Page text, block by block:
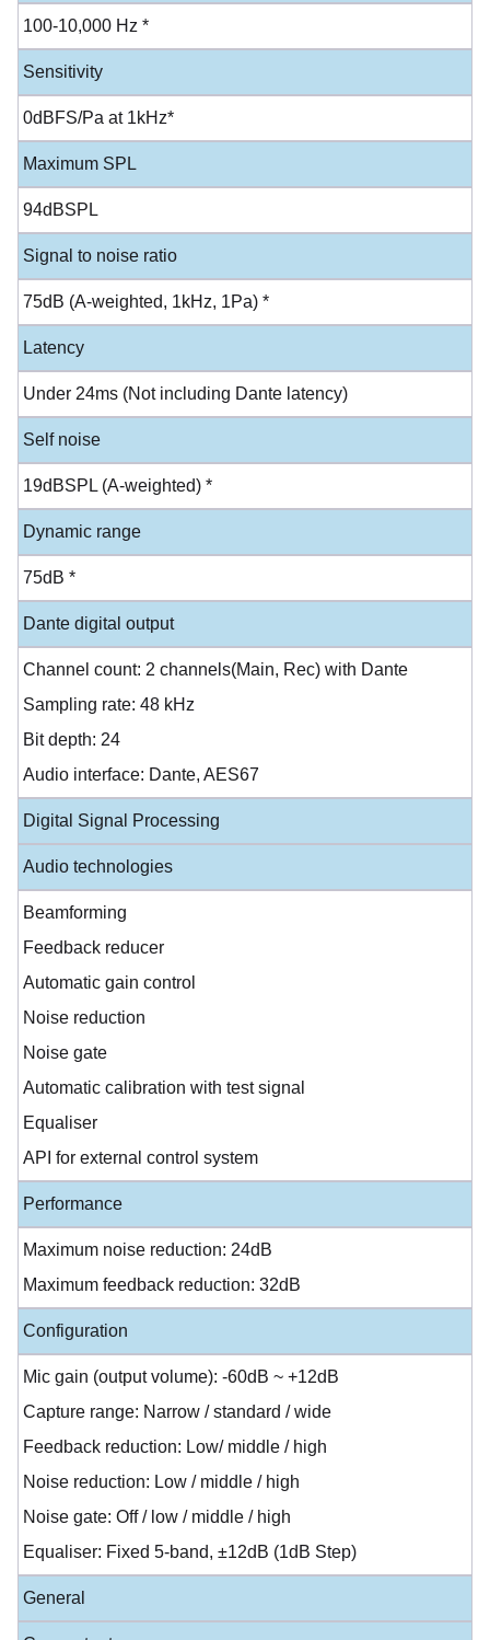
100-10,000 Hz *
Sensitivity
0dBFS/Pa at 1kHz*
Maximum SPL
94dBSPL
Signal to noise ratio
75dB (A-weighted, 1kHz, 1Pa) *
Latency
Under 24ms (Not including Dante latency)
Self noise
19dBSPL (A-weighted) *
Dynamic range
75dB *
Dante digital output
Channel count: 2 channels(Main, Rec) with Dante
Sampling rate: 48 kHz
Bit depth: 24
Audio interface: Dante, AES67
Digital Signal Processing
Audio technologies
Beamforming
Feedback reducer
Automatic gain control
Noise reduction
Noise gate
Automatic calibration with test signal
Equaliser
API for external control system
Performance
Maximum noise reduction: 24dB
Maximum feedback reduction: 32dB
Configuration
Mic gain (output volume): -60dB ~ +12dB
Capture range: Narrow / standard / wide
Feedback reduction: Low/ middle / high
Noise reduction: Low / middle / high
Noise gate: Off / low / middle / high
Equaliser: Fixed 5-band, ±12dB (1dB Step)
General